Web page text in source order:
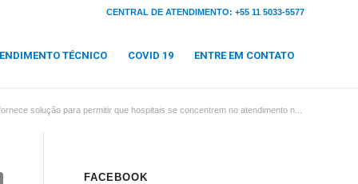
CENTRAL DE ATENDIMENTO: +55 11 5033-5577
TÉCNICO COVID 19 ENTRE EM CONTATO
solução para permitir que hospitais se concentrem no atendimento n...
FACEBOOK